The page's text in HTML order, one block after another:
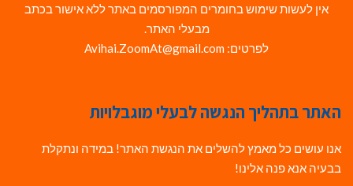
אין לעשות שימוש בחומרים המפורסמים באתר ללא אישור בכתב
מבעלי האתר.
לפרטים: Avihai.ZoomAt@gmail.com
האתר בתהליך הנגשה לבעלי מוגבלויות
אנו עושים כל מאמץ להשלים את הנגשת האתר! במידה ונתקלת
בבעיה אנא פנה אלינו!